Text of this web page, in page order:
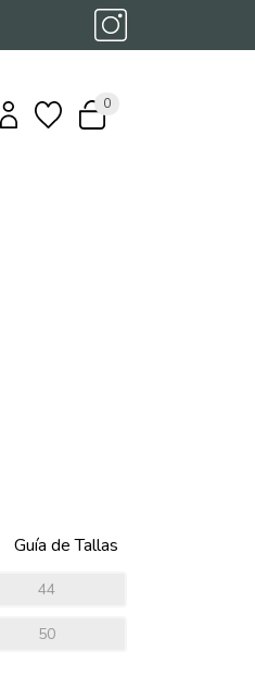
0
Guía de Tallas
44
50